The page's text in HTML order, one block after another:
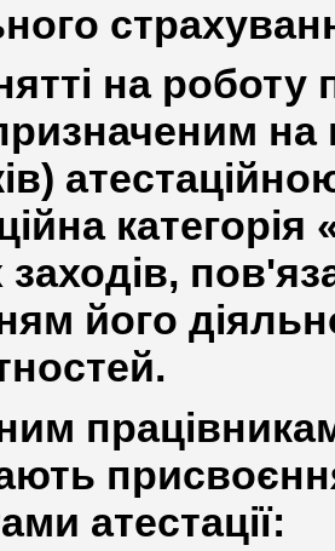
на роботу
на
його
атестації: